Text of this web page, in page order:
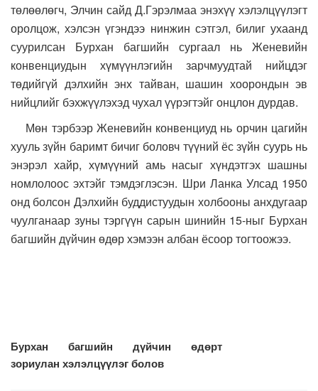
төлөөлөгч, Элчин сайд Д.Гэрэлмаа энэхүү хэлэлцүүлэгт
оролцож, хэлсэн үгэндээ нинжин сэтгэл, билиг ухаанд
суурилсан Бурхан багшийн сургаал нь Женевийн
конвенциудын хүмүүнлэгийн зарчмуудтай нийцдэг
төдийгүй дэлхийн энх тайван, шашин хоорондын эв
нийцлийг бэхжүүлэхэд чухал үүрэгтэйг онцлон дурдав.
Мөн тэрбээр Женевийн конвенциуд нь орчин цагийн
хууль зүйн баримт бичиг боловч түүний ёс зүйн суурь нь
энэрэл хайр, хүмүүний амь насыг хүндэтгэх шашны
номлолоос эхтэйг тэмдэглэсэн. Шри Ланка Улсад 1950
онд болсон Дэлхийн буддистуудын холбооны анхдугаар
чуулганаар зуны тэргүүн сарын шинийн 15-ныг Бурхан
багшийн дүйчин өдөр хэмээн албан ёсоор тогтоожээ.
Бурхан багшийн дүйчин өдөрт
зориулан хэлэлцүүлэг болов